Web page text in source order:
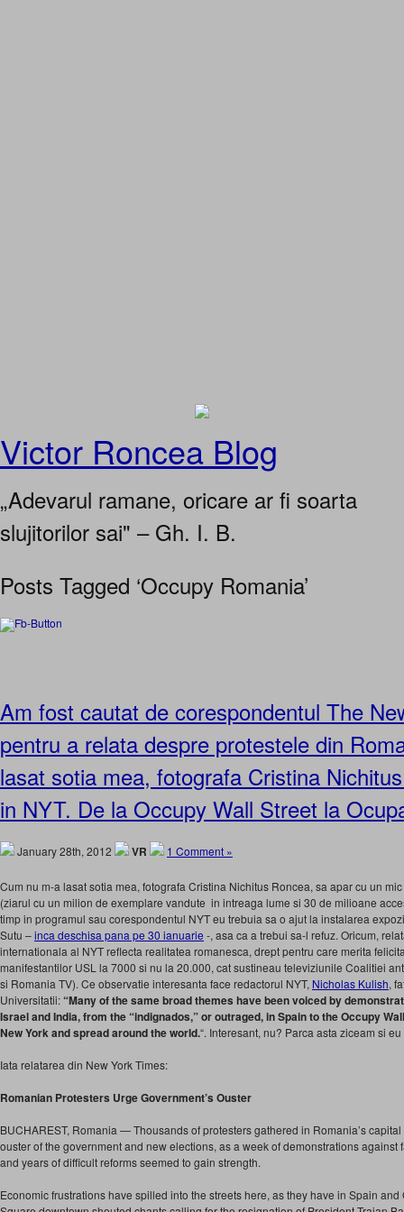
Victor Roncea Blog
„Adevarul ramane, oricare ar fi soarta
slujitorilor sai" – Gh. I. B.
Posts Tagged ‘Occupy Romania’
Am fost cautat de corespondentul The
pentru a relata despre protestele din
lasat sotia mea, fotografa Cristina
in NYT. De la Occupy Wall Street la
January 28th, 2012 VR 1 Comment »
Cum nu m-a lasat sotia mea, fotografa Cristina Nichitus Roncea, sa apar cu un
(ziarul cu un milion de exemplare vandute in intreaga lume si 30 de milioane
timp in programul sau corespondentul NYT eu trebuia sa o ajut la instalarea
Sutu –inca deschisa pana pe 30 ianuarie -, asa ca a trebui sa-l refuz. Oricum,
internationala al NYT reflecta realitatea romanesca, drept pentru care merita
manifestantilor USL la 7000 si nu la 20.000, cat sustineau televiziunile Coalitiei
si Romania TV). Ce observatie interesanta face redactorul NYT, Nicholas Kulish,
Universitatii:“Many of the same broad themes have been voiced by
Israel and India, from the “indignados,” or outraged, in Spain to the Occupy
New York and spread around the world.“. Interesant, nu? Parca asta ziceam si eu
Iata relatarea din New York Times:
Romanian Protesters Urge Government’s Ouster
BUCHAREST, Romania — Thousands of protesters gathered in Romania’s
ouster of the government and new elections, as a week of demonstrations against
and years of difficult reforms seemed to gain strength.
Economic frustrations have spilled into the streets here, as they have in Spain